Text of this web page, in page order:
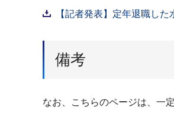
【記者発表】定年退職し
備考
なお、こちらのページは、一